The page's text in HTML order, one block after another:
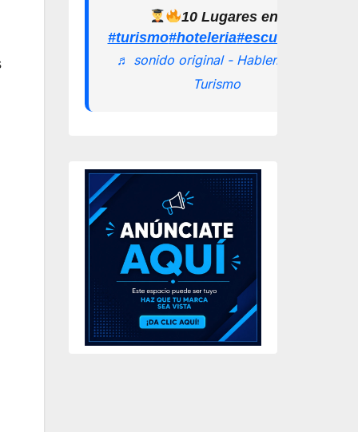
10 Lugares en los que
#turismo#hoteleria
♬ sonido original - Hablemos de
Turismo